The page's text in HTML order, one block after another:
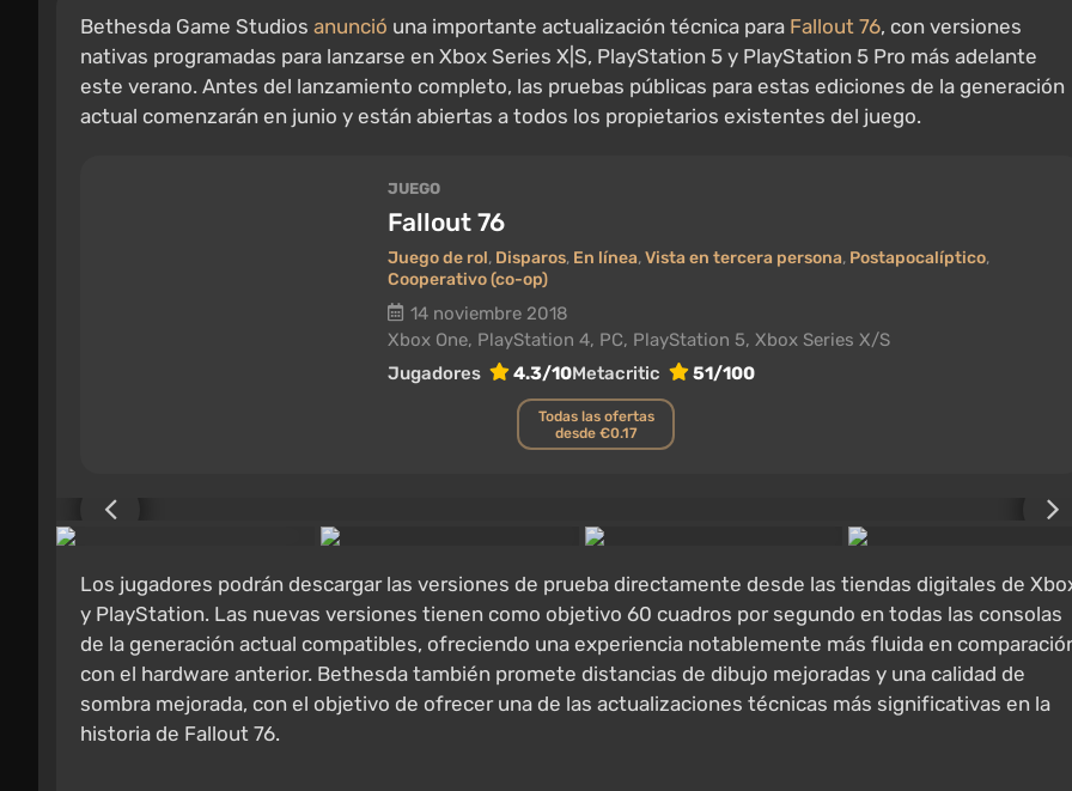
Bethesda Game Studios anunció una importante actualización técnica para Fallout 76, con versiones
nativas programadas para lanzarse en Xbox Series X|S, PlayStation 5 y PlayStation 5 Pro más adelante
este verano. Antes del lanzamiento completo, las pruebas públicas para estas ediciones de la generación
actual comenzarán en junio y están abiertas a todos los propietarios existentes del juego.
JUEGO
Fallout 76
Juego de rol, Disparos, En línea,Vista en tercera persona, Postapocalíptico,
Cooperativo (co-op)
14 noviembre 2018
Xbox One, PlayStation 4, PC, PlayStation 5, Xbox Series X/S
Jugadores
4.3/10Metacritic 51/100
Todas las ofertas
desde €0.17
Los jugadores podrán descargar las versiones de prueba directamente desde las tiendas digitales de
y PlayStation. Las nuevas versiones tienen como objetivo 60 cuadros por segundo en todas las consolas
de la generación actual compatibles, ofreciendo una experiencia notablemente más fluida en
con el hardware anterior. Bethesda también promete distancias de dibujo mejoradas y una calidad de
sombra mejorada, con el objetivo de ofrecer una de las actualizaciones técnicas más significativas en la
historia de Fallout 76.